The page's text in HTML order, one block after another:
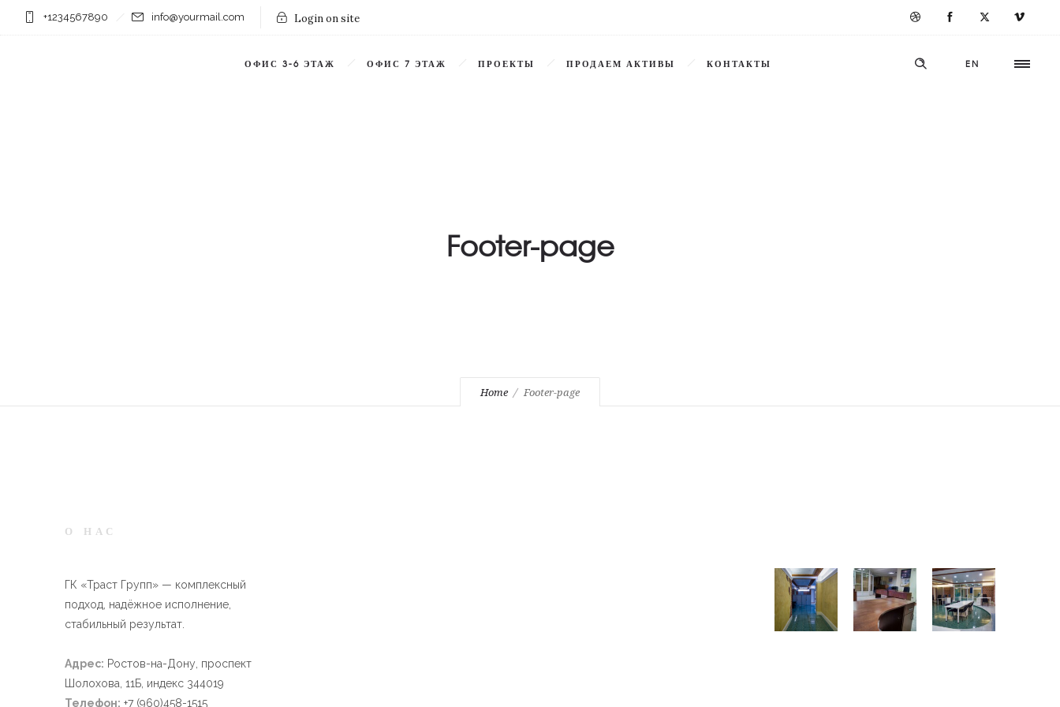
+1234567890 info@yourmail.com Login on site
EN
ОФИС 3-6 ЭТАЖ ОФИС 7 ЭТАЖ ПРОЕКТЫ ПРОДАЕМ АКТИВЫ КОНТАКТЫ
Footer-page
Home Footer-page
О НАС
ГК «Траст Групп» — комплексный
подход, надёжное исполнение,
стабильный результат.
Адрес: Ростов-на-Дону, проспект
Шолохова, 11Б, индекс 344019
Телефон: +7 (960)458-1515